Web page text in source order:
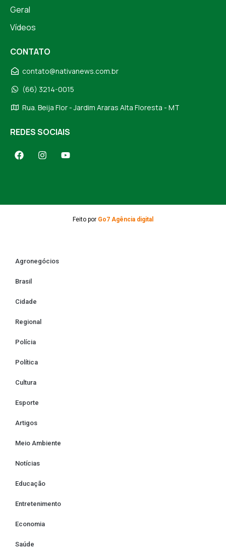
Geral
Vídeos
CONTATO
contato@nativanews.com.br
(66) 3214-0015
Rua. Beija Flor - Jardim Araras Alta Floresta - MT
REDES SOCIAIS
Feito por Go7 Agência digital
Agronegócios
Brasil
Cidade
Regional
Polícia
Política
Cultura
Esporte
Artigos
Meio Ambiente
Notícias
Educação
Entretenimento
Economia
Saúde